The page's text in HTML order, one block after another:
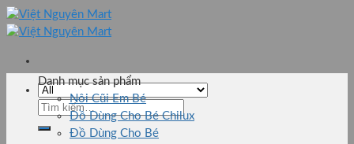
Skip
to
Tìm
kiếm:
Danh mục sản phẩm
Nôi Cũi Em Bé
Đồ Dùng Cho Bé Chilux
Đồ Dùng Cho Bé